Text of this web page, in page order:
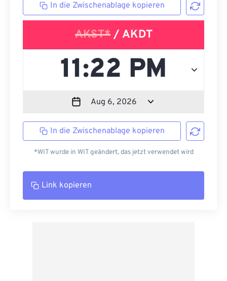
In die Zwischenablage kopieren
AKST*/ AKDT
In die Zwischenablage kopieren
*WIT wurde in WIT geändert, das jetzt verwendet wird
Link kopieren